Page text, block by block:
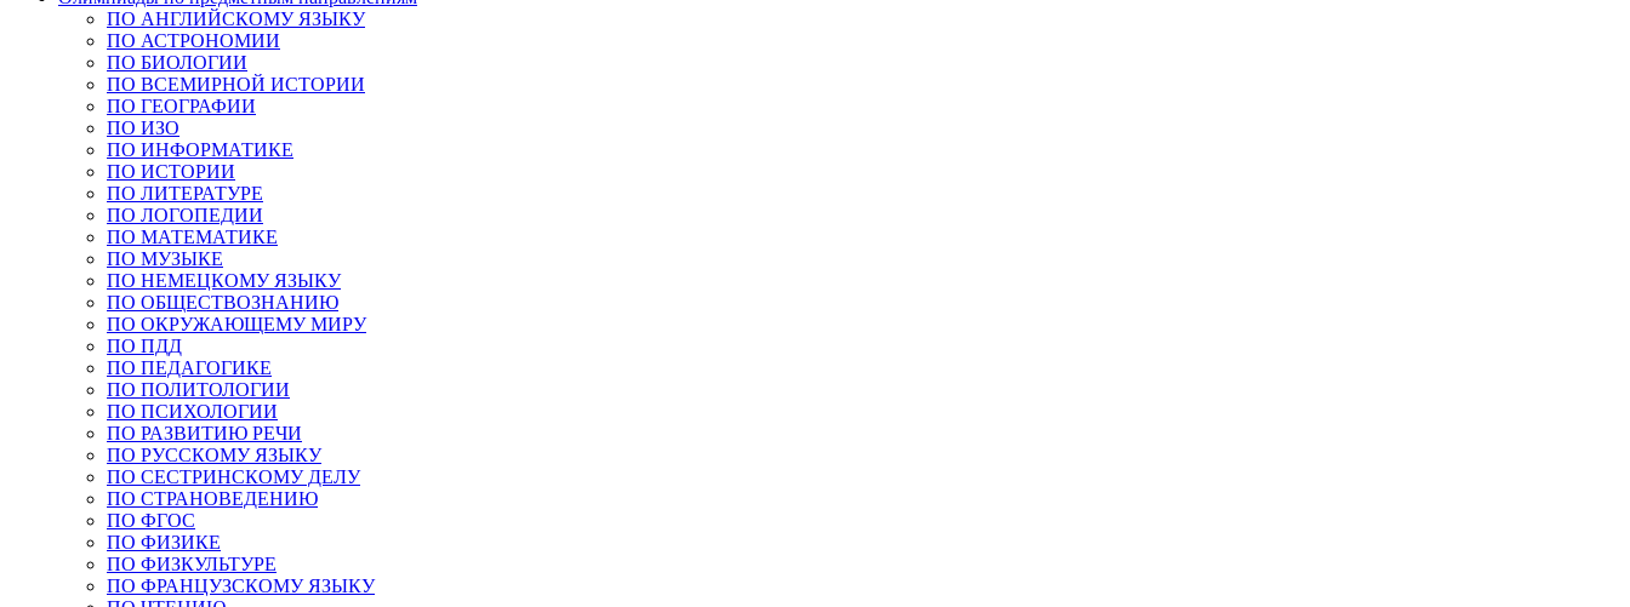
ПО АНГЛИЙСКОМУ ЯЗЫКУ
ПО АСТРОНОМИИ
ПО БИОЛОГИИ
ПО ВСЕМИРНОЙ ИСТОРИИ
ПО ГЕОГРАФИИ
ПО ИЗО
ПО ИНФОРМАТИКЕ
ПО ИСТОРИИ
ПО ЛИТЕРАТУРЕ
ПО ЛОГОПЕДИИ
ПО МАТЕМАТИКЕ
ПО МУЗЫКЕ
ПО НЕМЕЦКОМУ ЯЗЫКУ
ПО ОБЩЕСТВОЗНАНИЮ
ПО ОКРУЖАЮЩЕМУ МИРУ
ПО ПДД
ПО ПЕДАГОГИКЕ
ПО ПОЛИТОЛОГИИ
ПО ПСИХОЛОГИИ
ПО РАЗВИТИЮ РЕЧИ
ПО РУССКОМУ ЯЗЫКУ
ПО СЕСТРИНСКОМУ ДЕЛУ
ПО СТРАНОВЕДЕНИЮ
ПО ФГОС
ПО ФИЗИКЕ
ПО ФИЗКУЛЬТУРЕ
ПО ФРАНЦУЗСКОМУ ЯЗЫКУ